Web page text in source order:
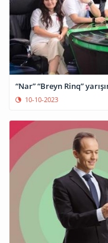
“Nar” “Breyn Rinq”
10-10-2023